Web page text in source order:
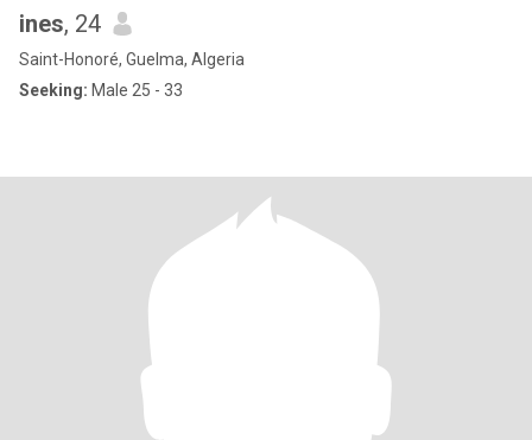
ines, 24
Saint-Honoré, Guelma, Algeria
Seeking: Male 25 - 33